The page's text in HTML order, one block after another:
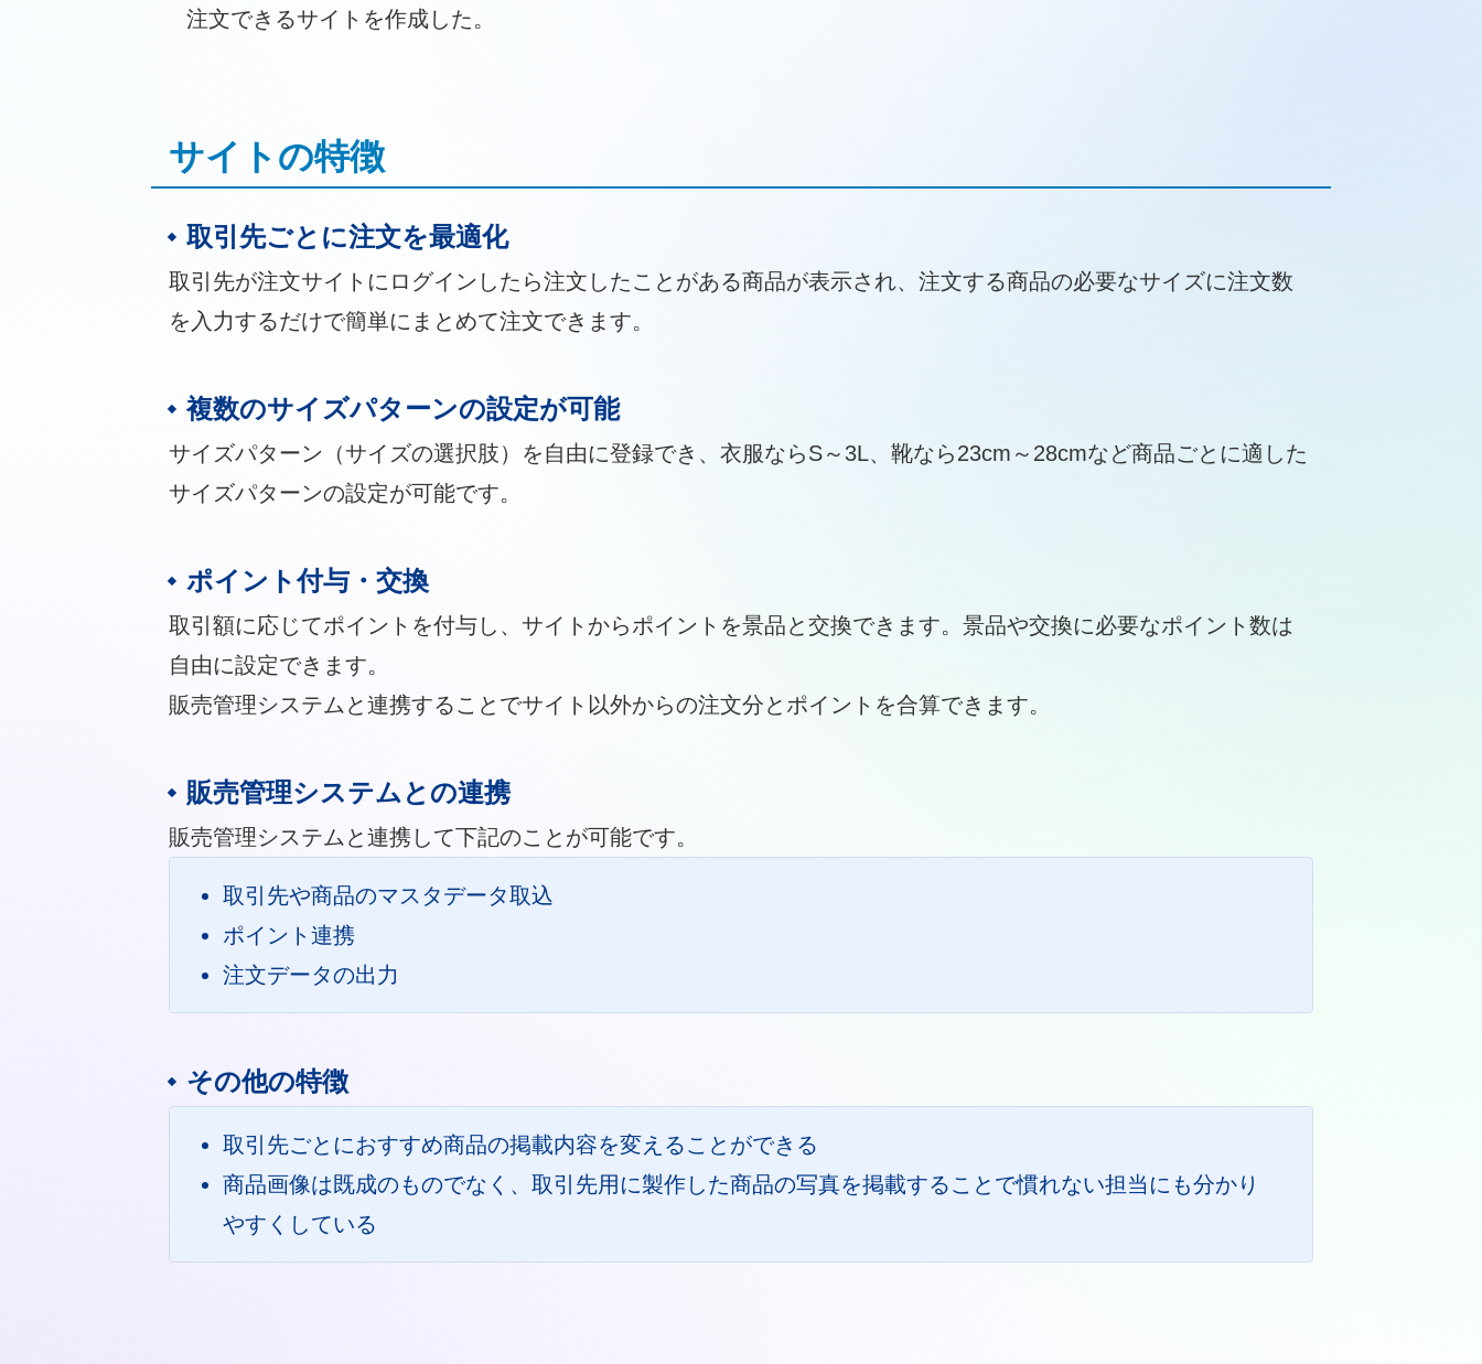
注文できるサイトを作成した。
サイトの特徴
取引先ごとに注文を最適化
取引先が注文サイトにログインしたら注文したことがある商品が表示され、注文する商品の必要なサイズに注文数
を入力するだけで簡単にまとめて注文できます。
複数のサイズパターンの設定が可能
サイズパターン（サイズの選択肢）を自由に登録でき、衣服ならS～3L、靴なら23cm～28cmなど商品ごとに適した
サイズパターンの設定が可能です。
ポイント付与・交換
取引額に応じてポイントを付与し、サイトからポイントを景品と交換できます。景品や交換に必要なポイント数は
自由に設定できます。
販売管理システムと連携することでサイト以外からの注文分とポイントを合算できます。
販売管理システムとの連携
販売管理システムと連携して下記のことが可能です。
取引先や商品のマスタデータ取込
ポイント連携
注文データの出力
その他の特徴
取引先ごとにおすすめ商品の掲載内容を変えることができる
商品画像は既成のものでなく、取引先用に製作した商品の写真を掲載することで慣れない担当にも分かり
やすくしている